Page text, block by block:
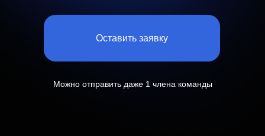
Можно отправить даже 1 члена команды
Оставить заявку